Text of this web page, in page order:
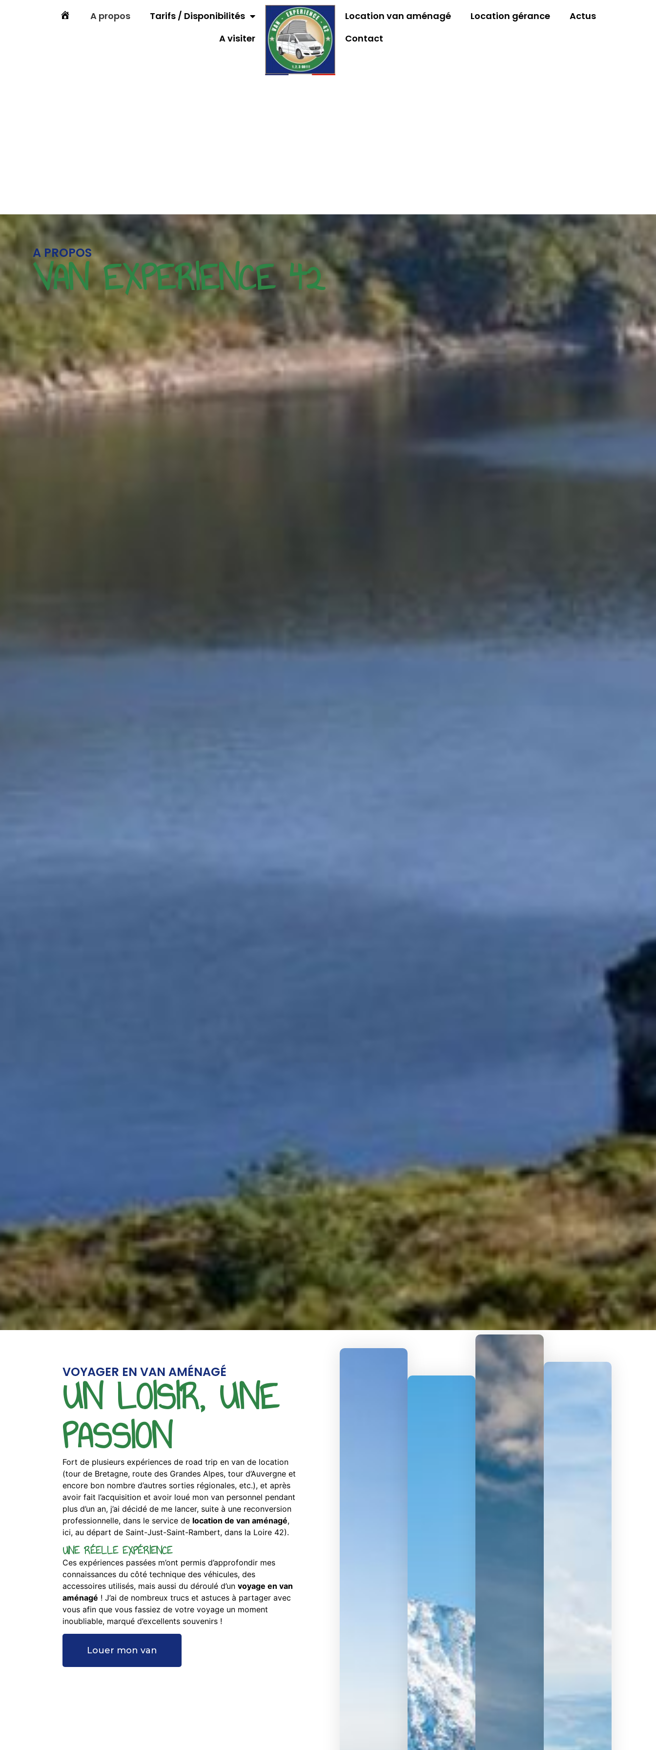
AccueilA propos
Tarifs / Disponibilités
A visiter
Location van aménagé Location gérance
Actus
Contact
A PROPOS
VAN EXPERIENCE 42
VOYAGER EN VAN AMÉNAGÉ
UN LOISIR, UNE
PASSION
Fort de plusieurs expériences de road trip en van de location
(tour de Bretagne, route des Grandes Alpes, tour d’Auvergne et
encore bon nombre d’autres sorties régionales, etc.), et après
avoir fait l’acquisition et avoir loué mon van personnel pendant
plus d’un an, j’ai décidé de me lancer, suite à une reconversion
professionnelle, dans le service de location de van aménagé,
ici, au départ de Saint-Just-Saint-Rambert, dans la Loire 42).
UNE RÉELLE EXPÉRIENCE
Ces expériences passées m’ont permis d’approfondir mes
connaissances du côté technique des véhicules, des
accessoires utilisés, mais aussi du déroulé d’un voyage en van
aménagé ! J’ai de nombreux trucs et astuces à partager avec
vous afin que vous fassiez de votre voyage un moment
inoubliable, marqué d’excellents souvenirs !
Louer mon van